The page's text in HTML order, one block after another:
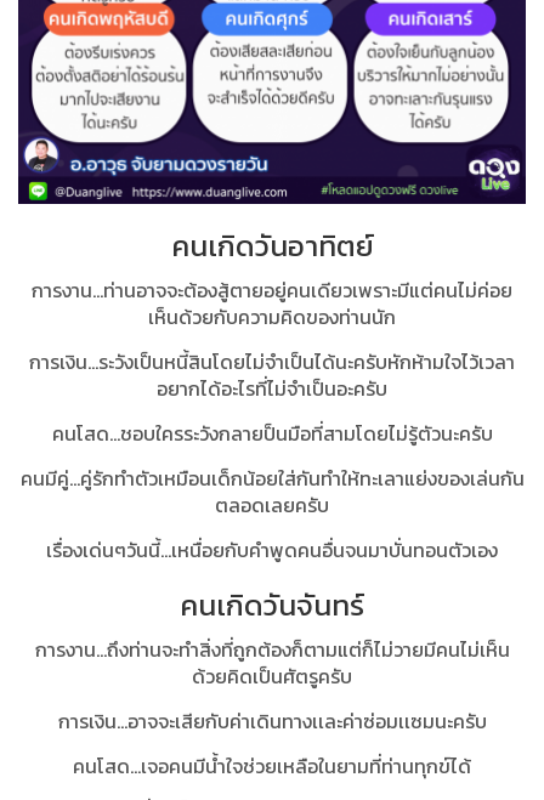
คนเกิดวันอาทิตย์
การงาน...ท่านอาจจะต้องสู้ตายอยู่คนเดียวเพราะมีแต่คนไม่ค่อย
เห็นด้วยกับความคิดของท่านนัก
การเงิน...ระวังเป็นหนี้สินโดยไม่จำเป็นได้นะครับหักห้ามใจไว้เวลา
อยากได้อะไรที่ไม่จำเป็นอะครับ
คนโสด...ชอบใครระวังกลายป็นมือที่สามโดยไม่รู้ตัวนะครับ
คนมีคู่...คู่รักทำตัวเหมือนเด็กน้อยใส่กันทำให้ทะเลาแย่งของเล่นกัน
ตลอดเลยครับ
เรื่องเด่นๆวันนี้...เหนื่อยกับคำพูดคนอื่นจนมาบั่นทอนตัวเอง
คนเกิดวันจันทร์
การงาน...ถึงท่านจะทำสิ่งที่ถูกต้องก็ตามแต่ก็ไม่วายมีคนไม่เห็น
ด้วยคิดเป็นศัตรูครับ
การเงิน...อาจจะเสียกับค่าเดินทางเเละค่าซ่อมเเซมนะครับ
คนโสด...เจอคนมีน้ำใจช่วยเหลือในยามที่ท่านทุกข์ได้